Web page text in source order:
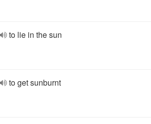
to lie in the sun
to get sunburnt